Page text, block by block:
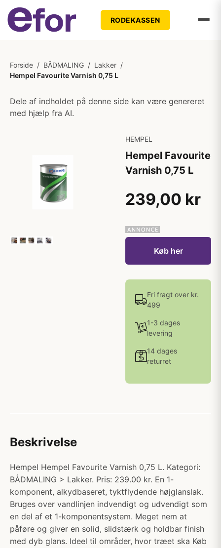
RODEKASSEN
Forside / BÅDMALING / Lakker /
Hempel Favourite Varnish 0,75 L
Dele af indholdet på denne side kan være genereret
med hjælp fra AI.
HEMPEL
Hempel Favourite
Varnish 0,75 L
239,00 kr
Køb her
Fri fragt over kr.
499
1-3 dages
levering
14 dages
returret
Beskrivelse
Hempel Hempel Favourite Varnish 0,75 L. Kategori:
BÅDMALING > Lakker. Pris: 239.00 kr. En 1-
komponent, alkydbaseret, tyktflydende højglanslak.
Bruges over vandlinjen indvendigt og udvendigt som
en del af et 1-komponentsystem. Meget nem at
påføre og giver en solid, slidstærk og holdbar finish
med dyb glans. Ideel til områder, hvor træet ska Køb